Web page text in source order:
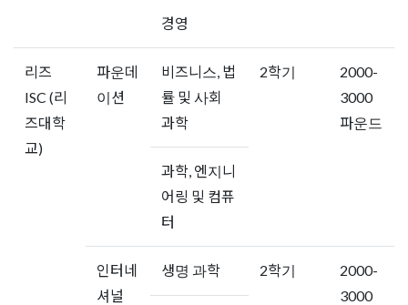
경영
리즈
ISC (리
즈대학
교)
파운데
이션
비즈니스, 법
률 및 사회
과학
2학기
2000-
3000
파운드
과학, 엔지니
어링 및 컴퓨
터
인터네
셔널
생명 과학 2학기
2000-
3000